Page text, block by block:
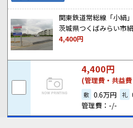
関東鉄道常総線「小絹
茨城県つくばみらい市
4,400円
4,400円
(管理費・共益
敷 0.6万円 礼
管理費：-/-